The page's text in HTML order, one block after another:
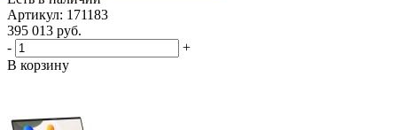
Артикул: 171183
395 013 руб.
-
+
В корзину